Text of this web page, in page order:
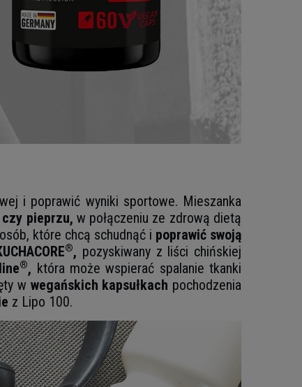
i poprawić wyniki sportowe. Mieszanka
pieprzu, w połączeniu ze zdrową dietą
które chcą schudnąć i poprawić swoją
®, pozyskiwany z liści chińskiej
®, która może wspierać spalanie tkanki
w wegańskich kapsułkach pochodzenia
z Lipo 100.